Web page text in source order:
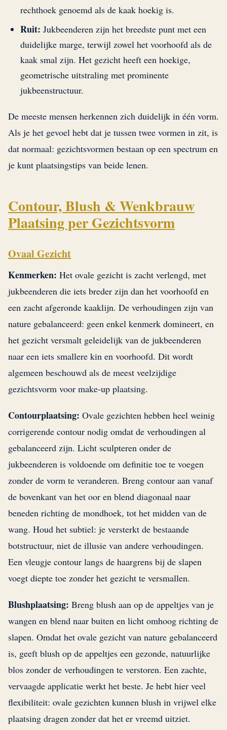
rechthoek genoemd als de kaak hoekig is.
Ruit: Jukbeenderen zijn het breedste punt met een
duidelijke marge, terwijl zowel het voorhoofd als de
kaak smal zijn. Het gezicht heeft een hoekige,
geometrische uitstraling met prominente
jukbeenstructuur.
De meeste mensen herkennen zich duidelijk in één vorm.
Als je het gevoel hebt dat je tussen twee vormen in zit, is
dat normaal: gezichtsvormen bestaan op een spectrum en
je kunt plaatsingstips van beide lenen.
Contour, Blush & Wenkbrauw
Plaatsing per Gezichtsvorm
Ovaal Gezicht
Kenmerken: Het ovale gezicht is zacht verlengd, met
jukbeenderen die iets breder zijn dan het voorhoofd en
een zacht afgeronde kaaklijn. De verhoudingen zijn van
nature gebalanceerd: geen enkel kenmerk domineert, en
het gezicht versmalt geleidelijk van de jukbeenderen
naar een iets smallere kin en voorhoofd. Dit wordt
algemeen beschouwd als de meest veelzijdige
gezichtsvorm voor make-up plaatsing.
Contourplaatsing: Ovale gezichten hebben heel weinig
corrigerende contour nodig omdat de verhoudingen al
gebalanceerd zijn. Licht sculpteren onder de
jukbeenderen is voldoende om definitie toe te voegen
zonder de vorm te veranderen. Breng contour aan vanaf
de bovenkant van het oor en blend diagonaal naar
beneden richting de mondhoek, tot het midden van de
wang. Houd het subtiel: je versterkt de bestaande
botstructuur, niet de illusie van andere verhoudingen.
Een vleugje contour langs de haargrens bij de slapen
voegt diepte toe zonder het gezicht te versmallen.
Blushplaatsing: Breng blush aan op de appeltjes van je
wangen en blend naar buiten en licht omhoog richting de
slapen. Omdat het ovale gezicht van nature gebalanceerd
is, geeft blush op de appeltjes een gezonde, natuurlijke
blos zonder de verhoudingen te verstoren. Een zachte,
vervaagde applicatie werkt het beste. Je hebt hier veel
flexibiliteit: ovale gezichten kunnen blush in vrijwel elke
plaatsing dragen zonder dat het er vreemd uitziet.